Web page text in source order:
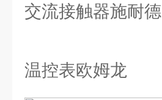
交流接触器施耐德
温控表欧姆龙